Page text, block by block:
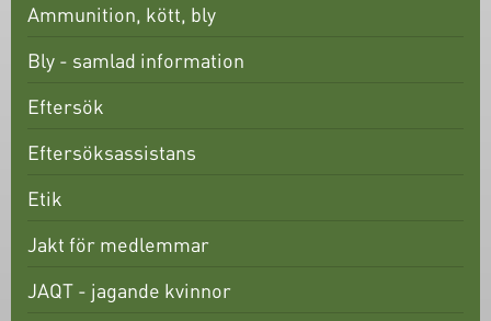
Ammunition, kött, bly
Bly - samlad information
Eftersök
Eftersöksassistans
Etik
Jakt för medlemmar
JAQT - jagande kvinnor